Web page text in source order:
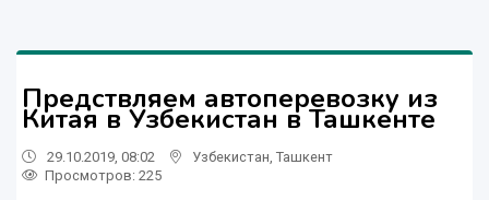
Предствляем автоперевозку из
Китая в Узбекистан в Ташкенте
29.10.2019, 08:02 Узбекистан Ташкент
Просмотров: 225